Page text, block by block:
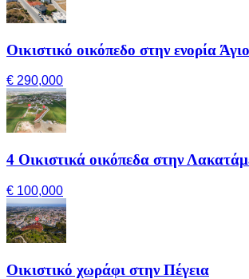
Οικιστικό οικόπεδο στην ενορία
€ 290,000
4 Οικιστικά οικόπεδα στην
€ 100,000
Οικιστικό χωράφι στην Πέγεια